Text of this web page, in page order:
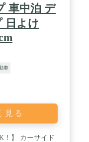
車中泊 デ
日よけ
車
見る
！】 カーサイド